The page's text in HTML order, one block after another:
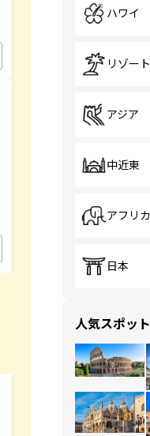
ハワイ
リゾート
アジア
中近東
アフリカ
日本
人気スポット